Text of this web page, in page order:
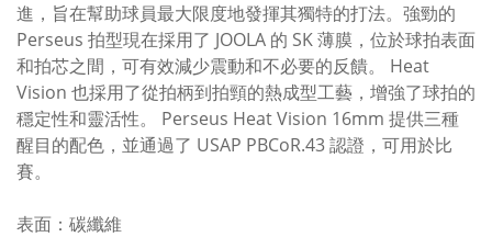
進，旨在幫助球員最大限度地發揮其獨特的打法。強勁的
Perseus 拍型現在採用了 JOOLA 的 SK 薄膜，位於球拍表面
和拍芯之間，可有效減少震動和不必要的反饋。 Heat
Vision 也採用了從拍柄到拍頸的熱成型工藝，增強了球拍的
穩定性和靈活性。 Perseus Heat Vision 16mm 提供三種
醒目的配色，並通過了 USAP PBCoR.43 認證，可用於比
賽。
表面：碳纖維